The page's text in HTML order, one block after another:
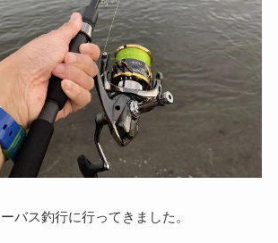
バス釣行に行ってきました。